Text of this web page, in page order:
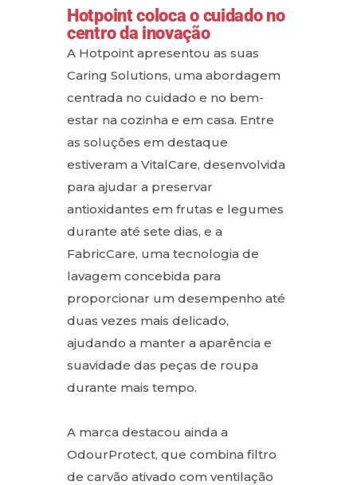
Hotpoint coloca o cuidado no
centro da inovação
A Hotpoint apresentou as suas
Caring Solutions, uma abordagem
centrada no cuidado e no bem-
estar na cozinha e em casa. Entre
as soluções em destaque
estiveram a VitalCare, desenvolvida
para ajudar a preservar
antioxidantes em frutas e legumes
durante até sete dias, e a
FabricCare, uma tecnologia de
lavagem concebida para
proporcionar um desempenho até
duas vezes mais delicado,
ajudando a manter a aparência e
suavidade das peças de roupa
durante mais tempo.
A marca destacou ainda a
OdourProtect, que combina filtro
de carvão ativado com ventilação